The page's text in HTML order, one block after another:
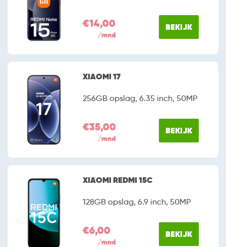
€14,00
/mnd
BEKIJK
XIAOMI 17
256GB opslag, 6.35 inch, 50MP
€35,00
/mnd
BEKIJK
XIAOMI REDMI 15C
128GB opslag, 6.9 inch, 50MP
€6,00
/mnd
BEKIJK